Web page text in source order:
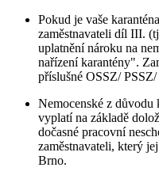
Pokud je vaše
zaměstnavateli díl III.
uplatnění nároku na
nařízení karantény".
příslušné OSSZ/
Nemocenské z důvodu
vyplatí na základě
dočasné pracovní
zaměstnavateli, který
Brno.